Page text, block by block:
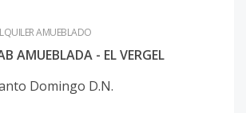
AMUEBLADO
AMUEBLADA - EL VERGEL
Domingo D.N.